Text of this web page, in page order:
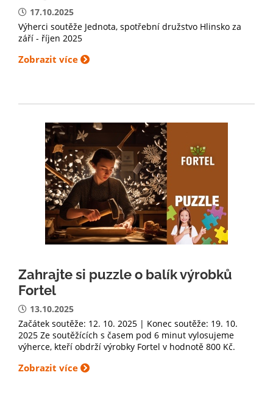
17.10.2025
Výherci soutěže Jednota, spotřební družstvo Hlinsko za
září - říjen 2025
Zobrazit více
Zahrajte si puzzle o balík výrobků
Fortel
13.10.2025
Začátek soutěže: 12. 10. 2025 | Konec soutěže: 19. 10.
2025 Ze soutěžících s časem pod 6 minut vylosujeme
výherce, kteří obdrží výrobky Fortel v hodnotě 800 Kč.
Zobrazit více